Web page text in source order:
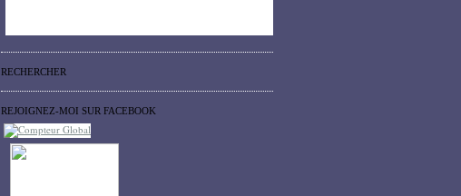
RECHERCHER
REJOIGNEZ-MOI SUR FACEBOOK